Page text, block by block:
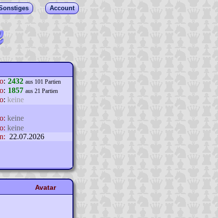
Account
: 2432 aus 101 Partien
: 1857 aus 21 Partien
: keine
keine
keine
22.07.2026
Avatar